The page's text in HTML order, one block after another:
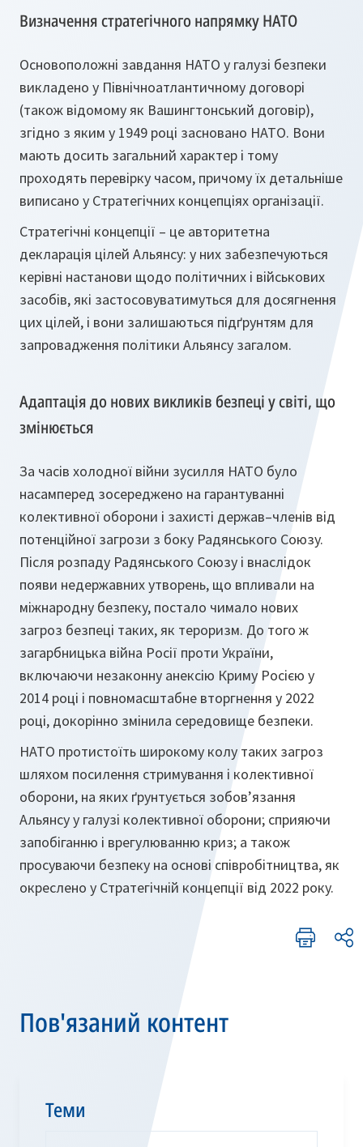
Визначення стратегічного напрямку НАТО
Основоположні завдання НАТО у галузі безпеки
викладено у Північноатлантичному договорі
(також відомому як Вашингтонський договір),
згідно з яким у 1949 році засновано НАТО. Вони
мають досить загальний характер і тому
проходять перевірку часом, причому їх детальніше
виписано у Стратегічних концепціях організації.
Стратегічні концепції – це авторитетна
декларація цілей Альянсу: у них забезпечуються
керівні настанови щодо політичних і військових
засобів, які застосовуватимуться для досягнення
цих цілей, і вони залишаються підґрунтям для
запровадження політики Альянсу загалом.
Адаптація до нових викликів безпеці у світі, що
змінюється
За часів холодної війни зусилля НАТО було
насамперед зосереджено на гарантуванні
колективної оборони і захисті держав–членів від
потенційної загрози з боку Радянського Союзу.
Після розпаду Радянського Союзу і внаслідок
появи недержавних утворень, що впливали на
міжнародну безпеку, постало чимало нових
загроз безпеці таких, як тероризм. До того ж
загарбницька війна Росії проти України,
включаючи незаконну анексію Криму Росією у
2014 році і повномасштабне вторгнення у 2022
році, докорінно змінила середовище безпеки.
НАТО протистоїть широкому колу таких загроз
шляхом посилення стримування і колективної
оборони, на яких ґрунтується зобов’язання
Альянсу у галузі колективної оборони; сприяючи
запобіганню і врегулюванню криз; а також
просуваючи безпеку на основі співробітництва, як
окреслено у Стратегічній концепції від 2022 року.
Пов'язаний контент
Теми